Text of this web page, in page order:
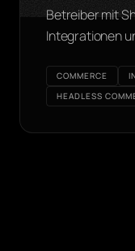
Betreiber mit
Integrationen
COMMERCE
HEADLESS